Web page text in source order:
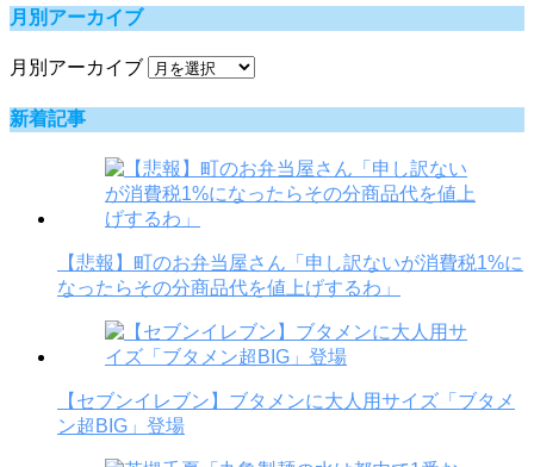
月別アーカイブ
月別アーカイブ
新着記事
【悲報】町のお弁当屋さん「申し訳ないが消費税1%に
なったらその分商品代を値上げするわ」
【セブンイレブン】ブタメンに大人用サイズ「ブタメ
ン超BIG」登場